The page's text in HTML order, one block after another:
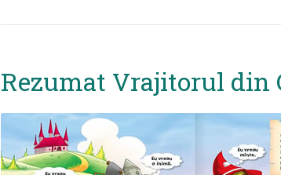
Rezumat Vrajitorul din